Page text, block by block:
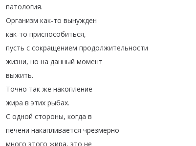
патология.
Организм как-то вынужден
как-то приспособиться,
пусть с сокращением продолжительности
жизни, но на данный момент
выжить.
Точно так же накопление
жира в этих рыбах.
С одной стороны, когда в
печени накапливается чрезмерно
много этого жира, это не